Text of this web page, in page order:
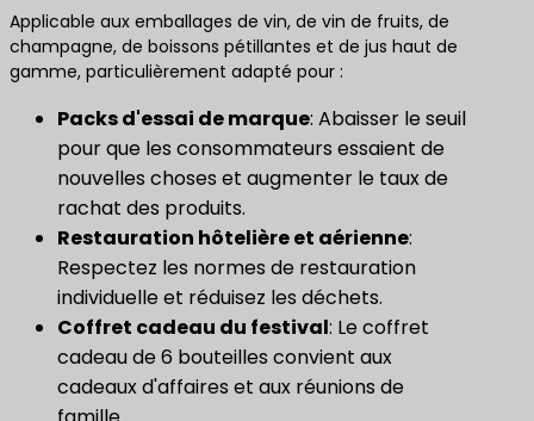
Applicable aux emballages de vin, de vin de fruits, de
champagne, de boissons pétillantes et de jus haut de
gamme, particulièrement adapté pour :
Packs d'essai de marque: Abaisser le seuil
pour que les consommateurs essaient de
nouvelles choses et augmenter le taux de
rachat des produits.
Restauration hôtelière et aérienne:
Respectez les normes de restauration
individuelle et réduisez les déchets.
Coffret cadeau du festival: Le coffret
cadeau de 6 bouteilles convient aux
cadeaux d'affaires et aux réunions de